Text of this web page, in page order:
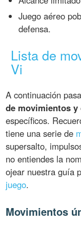
Juego aéreo
defensa.
Lista de
Vi
A continuación
de movimientos y
específicos.
tiene una serie de
supersalto,
no entiendes la
ojear nuestra guía
juego.
Movimientos